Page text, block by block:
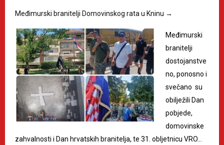
Međimurski branitelji Domovinskog rata u Kninu →
Međimurski
branitelji
dostojanstve
no, ponosno i
svečano su
obilježili Dan
pobjede,
domovinske
zahvalnosti i Dan hrvatskih branitelja, te 31. obljetnicu VRO…